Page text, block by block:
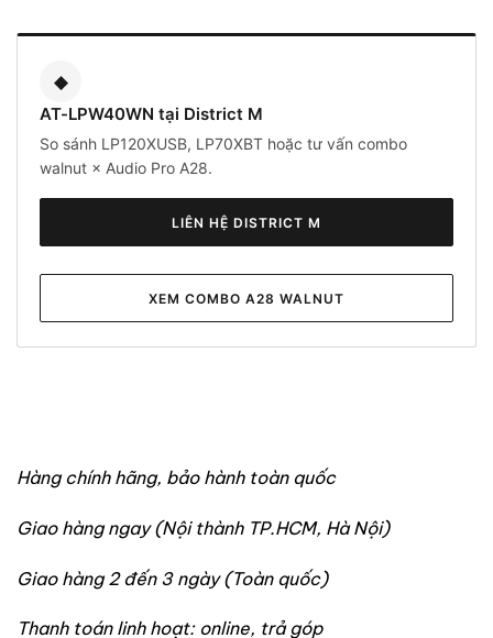
◆
AT-LPW40WN tại District M
So sánh LP120XUSB, LP70XBT hoặc tư vấn combo
walnut × Audio Pro A28.
LIÊN HỆ DISTRICT M
XEM COMBO A28 WALNUT
Hàng chính hãng, bảo hành toàn quốc
Giao hàng ngay (Nội thành TP.HCM, Hà Nội)
Giao hàng 2 đến 3 ngày (Toàn quốc)
Thanh toán linh hoạt: online, trả góp